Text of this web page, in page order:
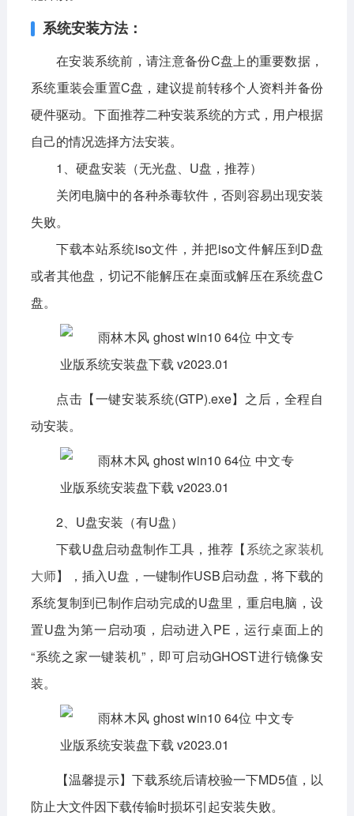
系统安装方法：
在安装系统前，请注意备份C盘上的重要数据，
系统重装会重置C盘，建议提前转移个人资料并备份
硬件驱动。下面推荐二种安装系统的方式，用户根据
自己的情况选择方法安装。
1、硬盘安装（无光盘、U盘，推荐）
关闭电脑中的各种杀毒软件，否则容易出现安装
失败。
下载本站系统iso文件，并把iso文件解压到D盘
或者其他盘，切记不能解压在桌面或解压在系统盘C
盘。
点击【一键安装系统(GTP).exe】之后，全程自
动安装。
2、U盘安装（有U盘）
下载U盘启动盘制作工具，推荐【系统之家装机
大师】，插入U盘，一键制作USB启动盘，将下载的
系统复制到已制作启动完成的U盘里，重启电脑，设
置U盘为第一启动项，启动进入PE，运行桌面上的
“系统之家一键装机”，即可启动GHOST进行镜像安
装。
【温馨提示】下载系统后请校验一下MD5值，以
防止大文件因下载传输时损坏引起安装失败。